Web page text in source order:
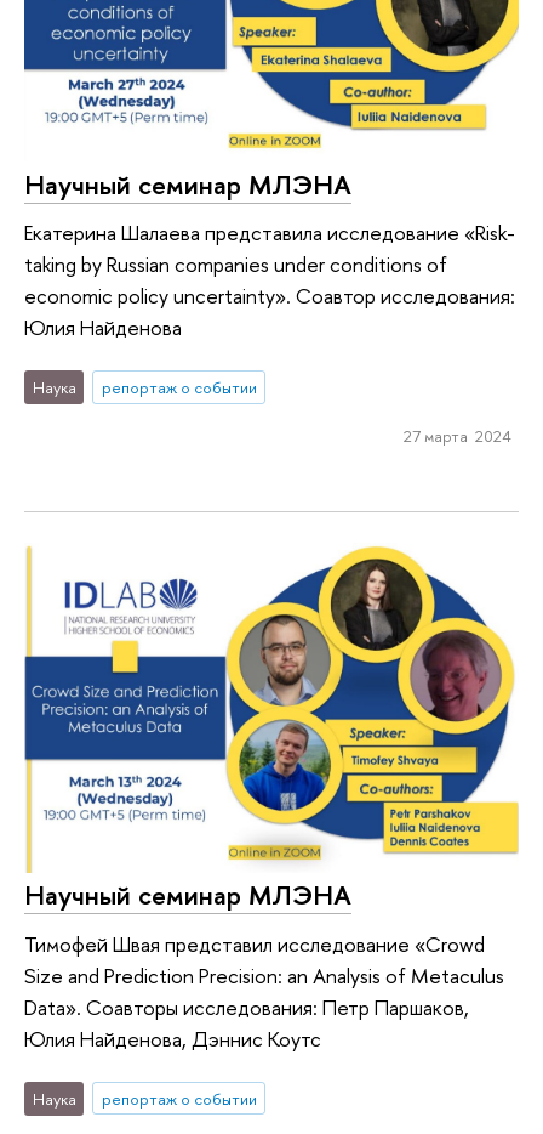
Научный семинар МЛЭНА
Екатерина Шалаева представила исследование «Risk-
taking by Russian companies under conditions of
economic policy uncertainty». Соавтор исследования:
Юлия Найденова
Наука репортаж о событии
27 марта 2024
Научный семинар МЛЭНА
Тимофей Швая представил исследование «Crowd
Size and Prediction Precision: an Analysis of Metaculus
Data». Соавторы исследования: Петр Паршаков,
Юлия Найденова, Дэннис Коутс
Наука репортаж о событии